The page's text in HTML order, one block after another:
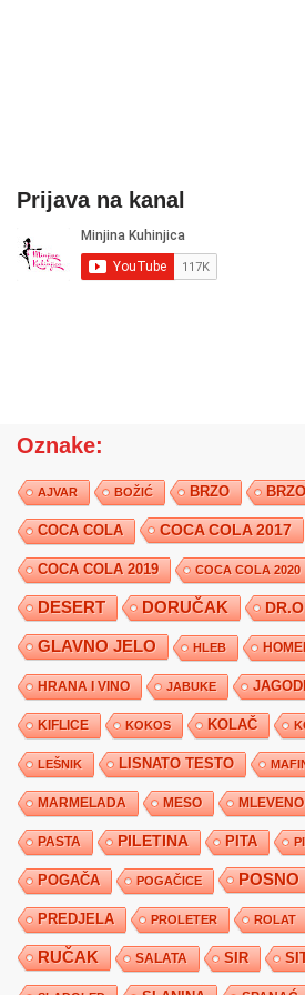
Prijava na kanal
Oznake:
AJVAR BOŽIĆ BRZO
COCA COLA COCA COLA 2017
COCA COLA 2019 COCA COLA 2020
DESERT DORUČAK
GLAVNO JELO HLEB
HRANA I VINO JABUKE
KIFLICE KOKOS KOLAČ
LEŠNIK LISNATO TESTO
MARMELADA MESO
PASTA PILETINA PITA
POGAČA POGAČICE POSNO
PREDJELA PROLETER ROLAT
RUČAK SALATA SIR